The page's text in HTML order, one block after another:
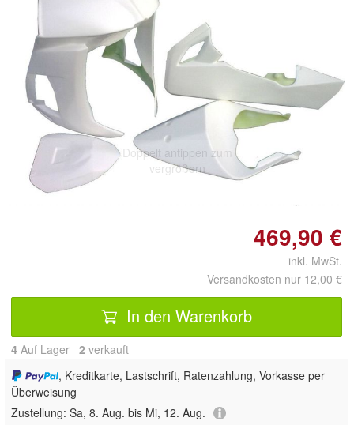
Doppelt antippen zum
vergrößern
469,90 €
inkl. MwSt.
Versandkosten nur 12,00 €
In den Warenkorb
4 Auf Lager 2 verkauft
, Kreditkarte, Lastschrift, Ratenzahlung, Vorkasse per
Überweisung
Zustellung: Sa, 8. Aug. bis Mi, 12. Aug.